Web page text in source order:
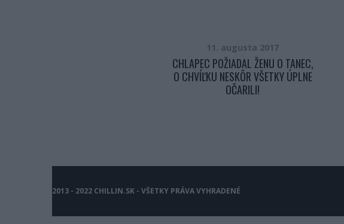
11. augusta 2017
CHLAPEC POŽIADAL ŽENU O TANEC,
O CHVÍĽKU NESKÔR VŠETKY ÚPLNE
OČARILI!
2013 - 2022 CHILLIN.SK - VŠETKY PRÁVA VYHRADENÉ